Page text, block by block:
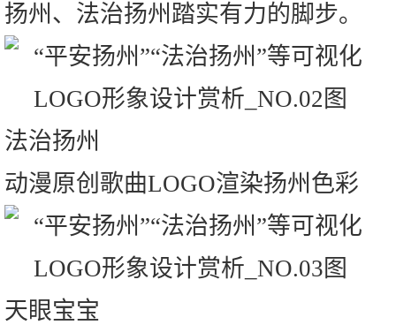
扬州、法治扬州踏实有力的脚步。
法治扬州
动漫原创歌曲LOGO渲染扬州色彩
天眼宝宝